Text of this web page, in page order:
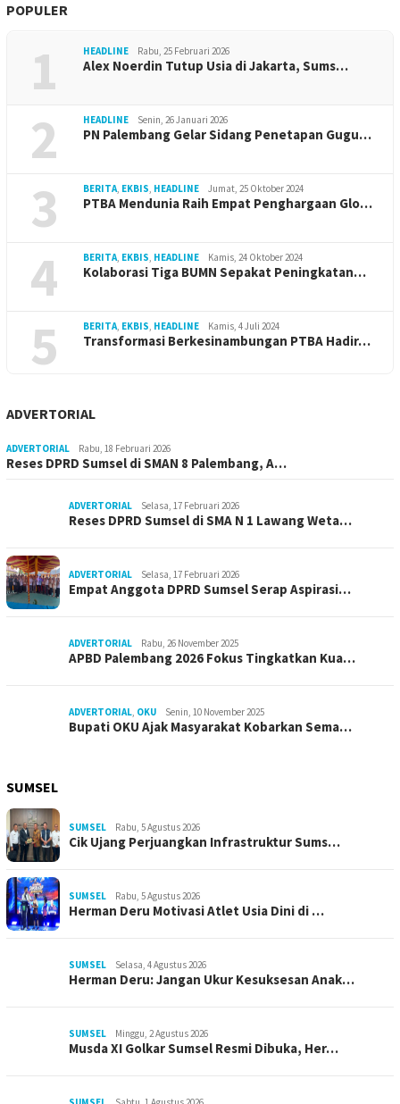
POPULER
1 HEADLINE Rabu, 25 Februari 2026
Alex Noerdin Tutup Usia di Jakarta, Sums…
2 HEADLINE Senin, 26 Januari 2026
PN Palembang Gelar Sidang Penetapan Gugu…
3 BERITA, EKBIS, HEADLINE Jumat, 25 Oktober 2024
PTBA Mendunia Raih Empat Penghargaan Glo…
4 BERITA, EKBIS, HEADLINE Kamis, 24 Oktober 2024
Kolaborasi Tiga BUMN Sepakat Peningkatan…
5 BERITA, EKBIS, HEADLINE Kamis, 4 Juli 2024
Transformasi Berkesinambungan PTBA Hadir…
ADVERTORIAL
ADVERTORIAL Rabu, 18 Februari 2026
Reses DPRD Sumsel di SMAN 8 Palembang, A…
ADVERTORIAL Selasa, 17 Februari 2026
Reses DPRD Sumsel di SMA N 1 Lawang Weta…
ADVERTORIAL Selasa, 17 Februari 2026
Empat Anggota DPRD Sumsel Serap Aspirasi…
ADVERTORIAL Rabu, 26 November 2025
APBD Palembang 2026 Fokus Tingkatkan Kua…
ADVERTORIAL, OKU Senin, 10 November 2025
Bupati OKU Ajak Masyarakat Kobarkan Sema…
SUMSEL
SUMSEL Rabu, 5 Agustus 2026
Cik Ujang Perjuangkan Infrastruktur Sums…
SUMSEL Rabu, 5 Agustus 2026
Herman Deru Motivasi Atlet Usia Dini di …
SUMSEL Selasa, 4 Agustus 2026
Herman Deru: Jangan Ukur Kesuksesan Anak…
SUMSEL Minggu, 2 Agustus 2026
Musda XI Golkar Sumsel Resmi Dibuka, Her…